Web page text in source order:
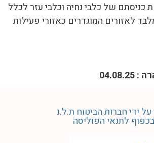
של כלבי נחיה וכלבי עזר לכלל
לאזורים המוגדרים כאזורי פעילות
על ידי חברות הביטוח ת.ל.נ
בכפוף לתנאי הפוליסה